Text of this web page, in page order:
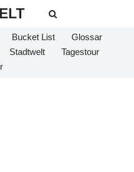
Bucket List
Glossar
Stadtwelt
Tagestour